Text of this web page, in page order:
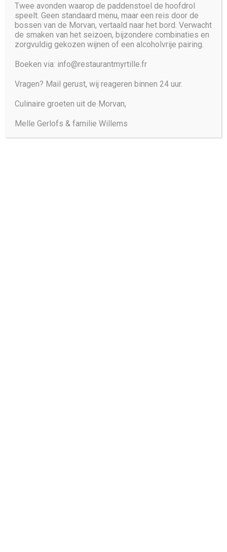
Twee avonden waarop de paddenstoel de hoofdrol
speelt. Geen standaard menu, maar een reis door de
bossen van de Morvan, vertaald naar het bord. Verwacht
de smaken van het seizoen, bijzondere combinaties en
zorgvuldig gekozen wijnen of een alcoholvrije pairing.
Boeken via: info@restaurantmyrtille.fr
Vragen? Mail gerust, wij reageren binnen 24 uur.
Culinaire groeten uit de Morvan,
Melle Gerlofs & familie Willems